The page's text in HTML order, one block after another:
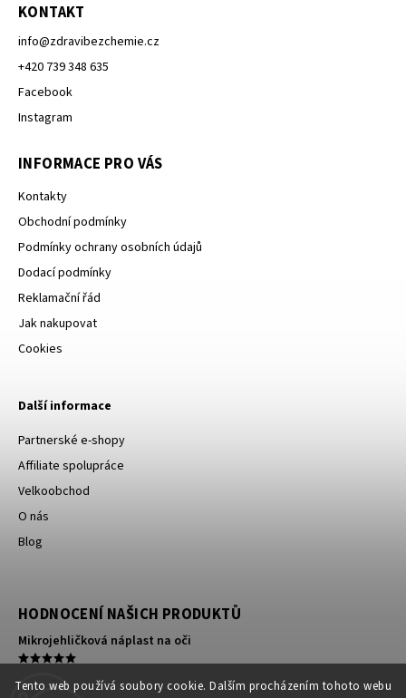
Tento web používá soubory cookie. Dalším procházením tohoto webu
KONTAKT
info@zdravibezchemie.cz
+420 739 348 635
Facebook
Instagram
INFORMACE PRO VÁS
Kontakty
Obchodní podmínky
Podmínky ochrany osobních údajů
Dodací podmínky
Reklamační řád
Jak nakupovat
Cookies
Další informace
Partnerské e-shopy
Affiliate spolupráce
Velkoobchod
O nás
Blog
HODNOCENÍ NAŠICH PRODUKTŮ
Mikrojehličková náplast na oči
Kompresní ortéza na koleno